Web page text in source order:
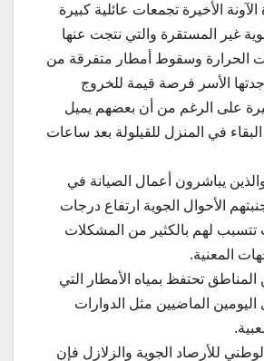
الآونة الأخيرة تجمعات عائلية كبيرة
غير المستقرة والتي نتجت عنها
الحرارة وسقوط أمطار متفرقة من
الأسر فرصة قيمة للخروج
على الرغم من أن بعضهم يميل
في المنزل للقيلولة بعد ساعات
يباشرون أعمال الصيانة في
الأحوال الجوية ارتفاع درجات
تتسبب لهم بالكثير من المشكلات
المعنية.
المناطق تحتفظ بمياه الأمطار التي
الماضيين مثل الدوارات
للأرصاد الجوية والزلازل فإن